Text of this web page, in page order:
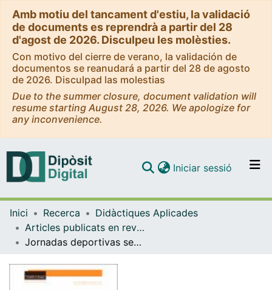
Amb motiu del tancament d'estiu, la validació
de documents es reprendrà a partir del 28
d'agost de 2026. Disculpeu les molèsties.
Con motivo del cierre de verano, la validación de
documentos se reanudará a partir del 28 de agosto
de 2026. Disculpad las molestias
Due to the summer closure, document validation will
resume starting August 28, 2026. We apologize for
any inconvenience.
Navega per tot el DD
Iniciar sessió (current)
Inici Recerca
Didàctiques Aplicades
Articles publicats en revistes (Didàctiques Aplicades)
Jornadas deportivas sensibilizadoras. Una herramienta para la inclusión